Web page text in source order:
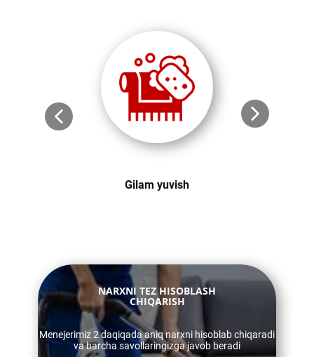
Gilam yuvish
​​NARXNI TEZ HISOBLASH
CHIQARISH
​​Menejerimiz 2 daqiqada aniq narxni hisoblab chiqaradi
va barcha savollaringizga javob beradi